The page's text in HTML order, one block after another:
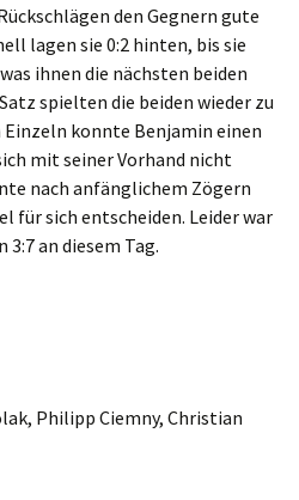
den Gegnern gute
lagen sie 0:2 hinten, bis sie
ihnen die nächsten beiden
spielten die beiden wieder zu
Einzeln konnte Benjamin einen
mit seiner Vorhand nicht
nach anfänglichem Zögern
für sich entscheiden. Leider war
an diesem Tag.
Philipp Ciemny, Christian